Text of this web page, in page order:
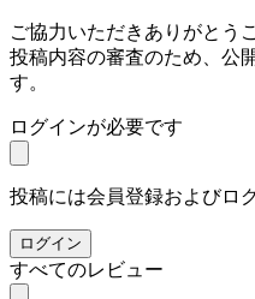
ご協力いただきありがとう
投稿内容の審査のため、公
す。
ログインが必要です
投稿には会員登録およびロ
ログイン
すべてのレビュー